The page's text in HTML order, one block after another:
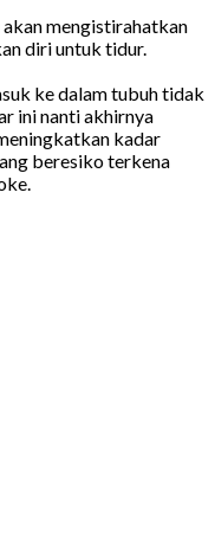
mengistirahatkan
diri untuk tidur.
ke dalam tubuh tidak
ini nanti akhirnya
kadar
beresiko terkena